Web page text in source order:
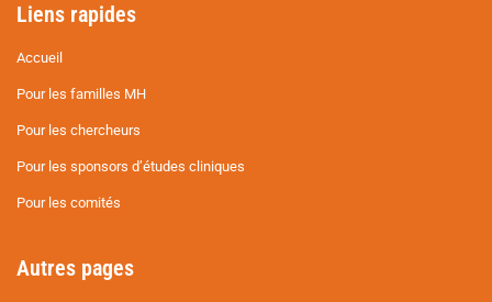
Liens rapides
Accueil
Pour les familles MH
Pour les chercheurs
Pour les sponsors d’études cliniques
Pour les comités
Autres pages